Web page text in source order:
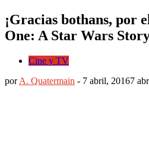
¡Gracias bothans, por
One: A Star Wars
Cine y TV
porA. Quatermain - 7 abril, 20167